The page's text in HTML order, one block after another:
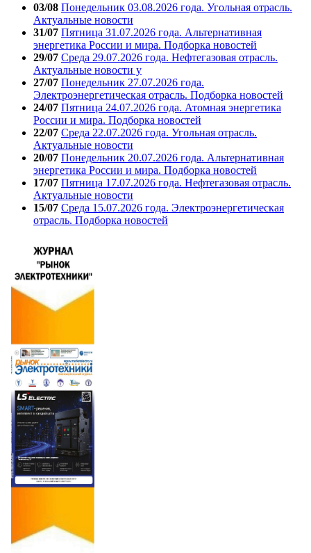
03/08 Понедельник 03.08.2026 года. Угольная отрасль.
Актуальные новости
31/07 Пятница 31.07.2026 года. Альтернативная
энергетика России и мира. Подборка новостей
29/07 Среда 29.07.2026 года. Нефтегазовая отрасль.
Актуальные новости у
27/07 Понедельник 27.07.2026 года.
Электроэнергетическая отрасль. Подборка новостей
24/07 Пятница 24.07.2026 года. Атомная энергетика
России и мира. Подборка новостей
22/07 Среда 22.07.2026 года. Угольная отрасль.
Актуальные новости
20/07 Понедельник 20.07.2026 года. Альтернативная
энергетика России и мира. Подборка новостей
17/07 Пятница 17.07.2026 года. Нефтегазовая отрасль.
Актуальные новости
15/07 Среда 15.07.2026 года. Электроэнергетическая
отрасль. Подборка новостей